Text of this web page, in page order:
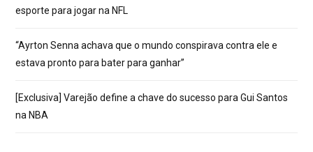
esporte para jogar na NFL
“Ayrton Senna achava que o mundo conspirava contra ele e
estava pronto para bater para ganhar”
[Exclusiva] Varejão define a chave do sucesso para Gui Santos
na NBA